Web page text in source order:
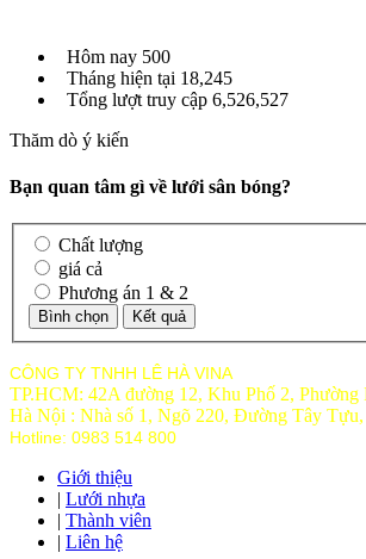
Hôm nay 500
Tháng hiện tại 18,245
Tổng lượt truy cập 6,526,527
Thăm dò ý kiến
Bạn quan tâm gì về lưới sân bóng?
Chất lượng
giá cả
Phương án 1 & 2
CÔNG TY TNHH LÊ HÀ VINA
TP.HCM: 42A đường 12, Khu Phố 2,
Hà Nội : Nhà số 1, Ngõ 220, Đường Tây
Hotline: 0983 514 800
Giới thiệu
| Lưới nhựa
| Thành viên
| Liên hệ